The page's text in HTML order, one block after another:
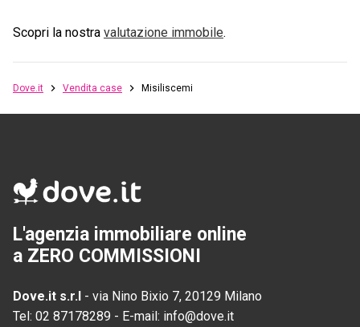
Scopri la nostra valutazione immobile.
Dove.it Vendita case Misiliscemi
L'agenzia immobiliare online
a ZERO COMMISSIONI
Dove.it s.r.l - via Nino Bixio 7, 20129 Milano
Tel: 02 87178289 - E-mail: info@dove.it